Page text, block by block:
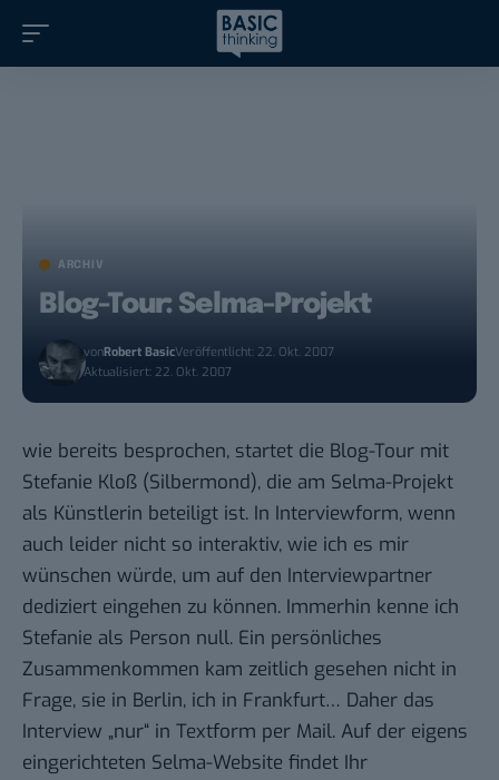
ARCHIV
Blog-Tour: Selma-Projekt
vonRobert BasicVeröffentlicht: 22. Okt. 2007
Aktualisiert: 22. Okt. 2007
wie bereits besprochen, startet die Blog-Tour mit
Stefanie Kloß (Silbermond), die am Selma-Projekt
als Künstlerin beteiligt ist. In Interviewform, wenn
auch leider nicht so interaktiv, wie ich es mir
wünschen würde, um auf den Interviewpartner
dediziert eingehen zu können. Immerhin kenne ich
Stefanie als Person null. Ein persönliches
Zusammenkommen kam zeitlich gesehen nicht in
Frage, sie in Berlin, ich in Frankfurt… Daher das
Interview „nur“ in Textform per Mail. Auf der eigens
eingerichteten Selma-Website findet Ihr